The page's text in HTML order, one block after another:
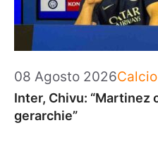
08 Agosto 2026Calcio
Inter, Chivu: “Martinez
gerarchie”